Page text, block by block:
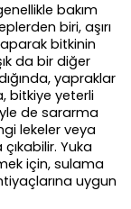
bakım
biri, aşırı
bitkinin
da bir diğer
yapraklar
bitkiye yeterli
de sararma
lekeler veya
Yuka
için, sulama
uygun